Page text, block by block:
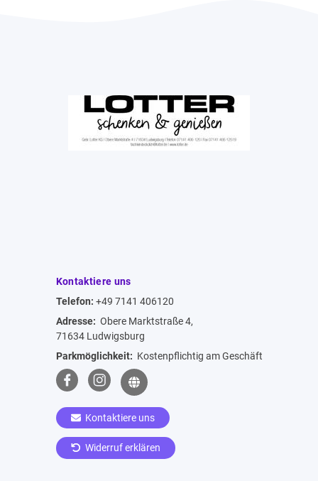
Kontaktiere uns
Telefon: +49 7141 406120
Adresse: Obere Marktstraße 4,
71634 Ludwigsburg
Parkmöglichkeit: Kostenpflichtig am Geschäft
Kontaktiere uns
Widerruf erklären